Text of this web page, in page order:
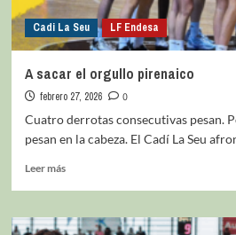
Cadi La Seu LF Endesa
A sacar el orgullo pirenaico
febrero 27, 2026
0
Cuatro derrotas consecutivas pesan.
pesan en la cabeza. El Cadí La Seu
Leer más